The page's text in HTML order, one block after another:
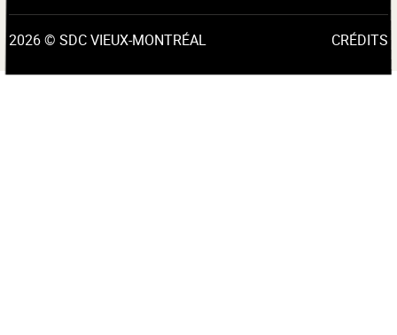
2026 © SDC VIEUX-MONTRÉAL CRÉDITS